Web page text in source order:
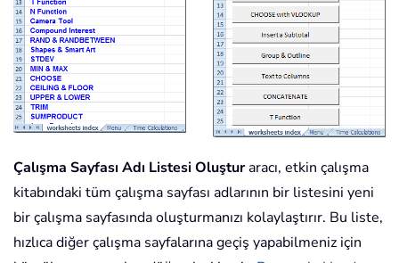
Çalışma Sayfası Adı Listesi Oluşturaracı, etkin çalışma
kitabındaki tüm çalışma sayfası adlarının bir listesini yeni
bir çalışma sayfasında oluşturmanızı kolaylaştırır. Bu liste,
hızlıca diğer çalışma sayfalarına geçiş yapabilmeniz için